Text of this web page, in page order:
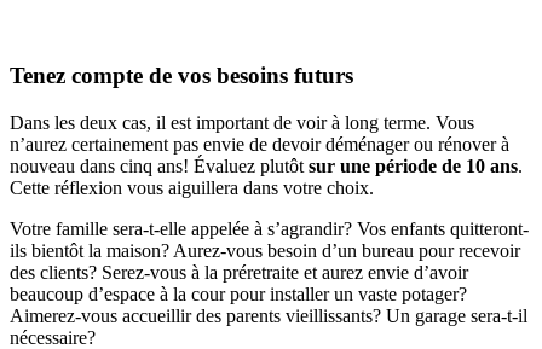
Tenez compte de vos besoins futurs
Dans les deux cas, il est important de voir à long terme. Vous
n’aurez certainement pas envie de devoir déménager ou rénover à
nouveau dans cinq ans! Évaluez plutôt sur une période de 10 ans.
Cette réflexion vous aiguillera dans votre choix.
Votre famille sera-t-elle appelée à s’agrandir? Vos enfants quitteront-
ils bientôt la maison? Aurez-vous besoin d’un bureau pour recevoir
des clients? Serez-vous à la préretraite et aurez envie d’avoir
beaucoup d’espace à la cour pour installer un vaste potager?
Aimerez-vous accueillir des parents vieillissants? Un garage sera-t-il
nécessaire?